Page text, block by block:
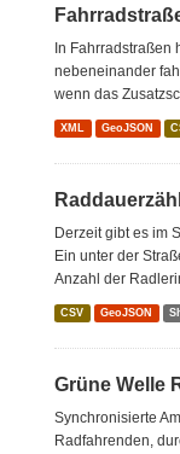
In Fahrradstraßen
nebeneinander
wenn das
XML GeoJSON
Derzeit gibt es im
Ein unter der
Anzahl der
CSV GeoJSON
Grüne Welle
Synchronisierte
Radfahrenden,